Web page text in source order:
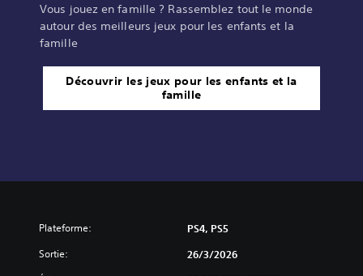
Vous jouez en famille ? Rassemblez tout le monde
autour des meilleurs jeux pour les enfants et la
famille
Découvrir les jeux pour les enfants et la
famille
Plateforme: PS4, PS5
Sortie: 26/3/2026